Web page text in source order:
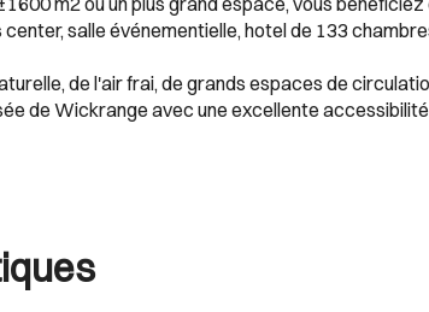
salle événementielle, hotel de 133
de l'air frai, de grands espaces de
de Wickrange avec une excellente